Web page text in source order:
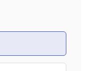
強烈建議所有交易者
可獲得的資訊。我們的